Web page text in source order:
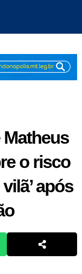
Matheus
o risco
após